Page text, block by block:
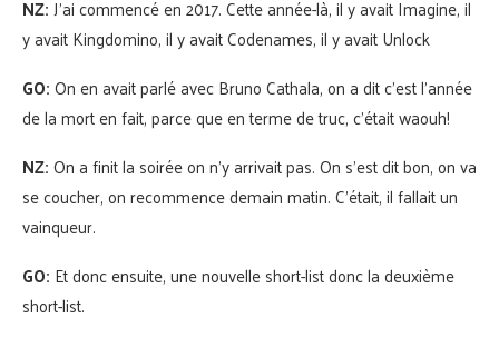
NZ:J’ai commencé en 2017. Cette année-là, il y avait Imagine, il
y avait Kingdomino, il y avait Codenames, il y avait Unlock
GO:On en avait parlé avec Bruno Cathala, on a dit c’est l’année
de la mort en fait, parce que en terme de truc, c’était waouh!
NZ:On a finit la soirée on n’y arrivait pas. On s’est dit bon, on va
se coucher, on recommence demain matin. C’était, il fallait un
vainqueur.
GO: Et donc ensuite, une nouvelle short-list donc la deuxième
short-list.